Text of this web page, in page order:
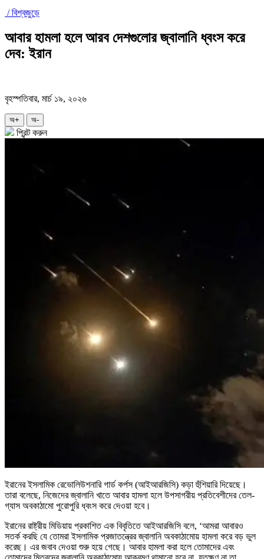
/বিশ্বজুড়ে
আবার হামলা হলে আরব দেশগুলোর জ্বালানি ধ্বংস করে
দেব: ইরান
বৃহস্পতিবার, মার্চ ১৯, ২০২৬
অ+ অ-
প্রিন্ট করুন
ইরানের ইসলামিক রেভোলিউশনারি গার্ড কর্পস (আইআরজিসি) কড়া হুঁশিয়ারি দিয়েছে।
তারা বলেছে, নিজেদের জ্বালানি খাতে আবার হামলা হলে উপসাগরীয় প্রতিবেশীদের তেল-
গ্যাস অবকাঠামো পুরোপুরি ধ্বংস করে দেওয়া হবে।
ইরানের রাষ্ট্রীয় মিডিয়ায় প্রকাশিত এক বিবৃতিতে আইআরজিসি বলে, ‘আমরা আবারও
সতর্ক করছি যে তোমরা ইসলামিক প্রজাতন্ত্রের জ্বালানি অবকাঠামোয় হামলা করে বড় ভুল
করেছ। এর জবাব দেওয়া শুরু হয়ে গেছে। আবার হামলা করা হলে তোমাদের এবং